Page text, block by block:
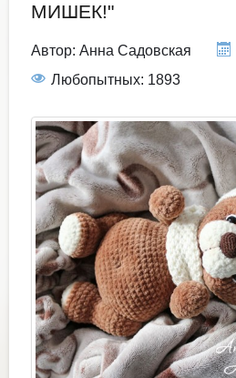
МИШЕК!"
Автор: Анна Садовская
Любопытных: 1893